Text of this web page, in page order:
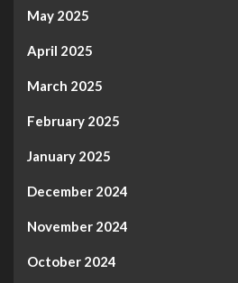
May 2025
April 2025
March 2025
February 2025
January 2025
December 2024
November 2024
October 2024